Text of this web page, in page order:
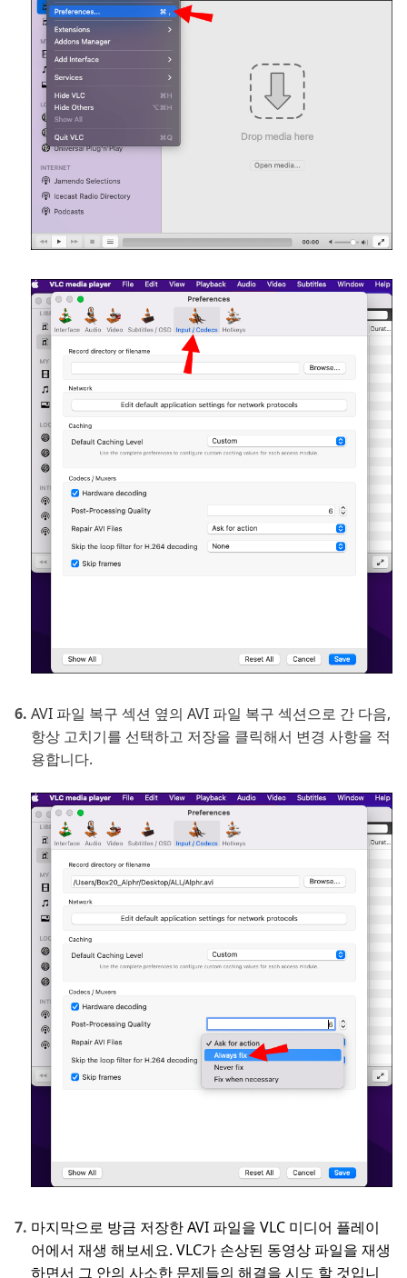
AVI 파일 복구 섹션 옆의 AVI 파일 복구 섹션으로 간 다음,
항상 고치기를 선택하고 저장을 클릭해서 변경 사항을 적
용합니다.
마지막으로 방금 저장한 AVI 파일을 VLC 미디어 플레이
어에서 재생 해보세요. VLC가 손상된 동영상 파일을 재생
하면서 그 안의 사소한 문제들의 해결을 시도 할 것입니